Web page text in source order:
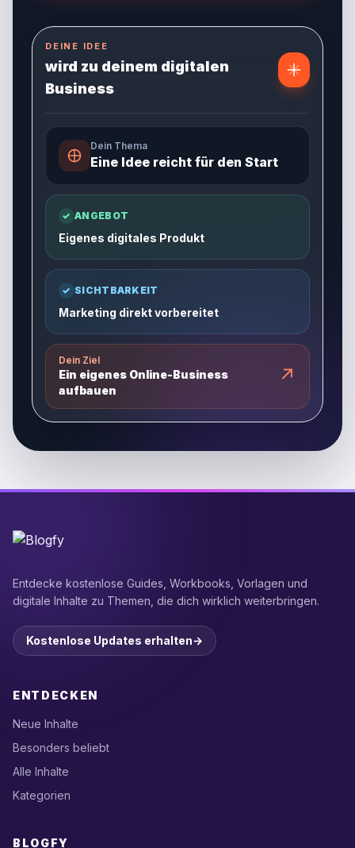
DEINE IDEE
wird zu deinem digitalen
Business
Dein Thema
Eine Idee reicht für den Start
✓ ANGEBOT
Eigenes digitales Produkt
✓ SICHTBARKEIT
Marketing direkt vorbereitet
Dein Ziel
Ein eigenes Online-Business
aufbauen
↗
Entdecke kostenlose Guides, Workbooks, Vorlagen und
digitale Inhalte zu Themen, die dich wirklich weiterbringen.
Kostenlose Updates erhalten→
ENTDECKEN
Neue Inhalte
Besonders beliebt
Alle Inhalte
Kategorien
BLOGFY